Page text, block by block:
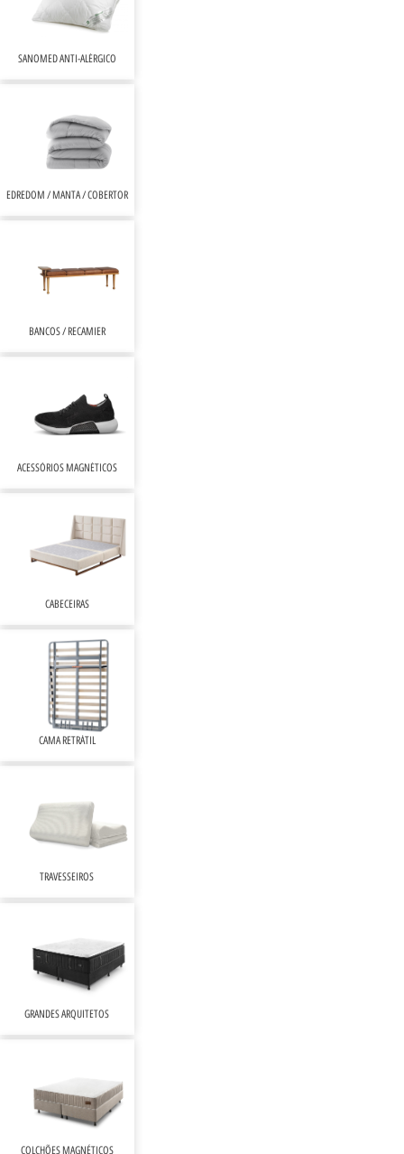
COLCHÕES MAGNÉTICOS
GRANDES ARQUITETOS
TRAVESSEIROS
CAMA RETRÁTIL
CABECEIRAS
ACESSÓRIOS MAGNÉTICOS
BANCOS / RECAMIER
EDREDOM / MANTA / COBERTOR
SANOMED ANTI-ALÉRGICO